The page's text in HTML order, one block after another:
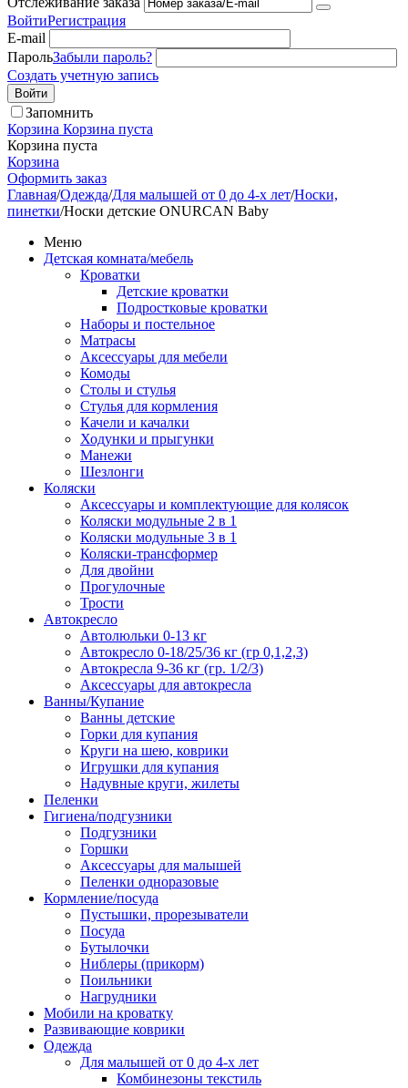
ВойтиРегистрация
E-mail
ПарольЗабыли пароль?
Создать учетную запись
Войти
Запомнить
Корзина Корзина пуста
Корзина пуста
Корзина
Оформить заказ
Главная/Одежда/Для малышей от 0 до 4-х лет/Носки,
пинетки/Носки детские ONURCAN Baby
Меню
Детская комната/мебель
Кроватки
Детские кроватки
Подростковые кроватки
Наборы и постельное
Матрасы
Аксессуары для мебели
Комоды
Столы и стулья
Стулья для кормления
Качели и качалки
Ходунки и прыгунки
Манежи
Шезлонги
Коляски
Аксессуары и комплектующие для колясок
Коляски модульные 2 в 1
Коляски модульные 3 в 1
Коляски-трансформер
Для двойни
Прогулочные
Трости
Автокресло
Автолюльки 0-13 кг
Автокресло 0-18/25/36 кг (гр 0,1,2,3)
Автокресла 9-36 кг (гр. 1/2/3)
Аксессуары для автокресла
Ванны/Купание
Ванны детские
Горки для купания
Круги на шею, коврики
Игрушки для купания
Надувные круги, жилеты
Пеленки
Гигиена/подгузники
Подгузники
Горшки
Аксессуары для малышей
Пеленки одноразовые
Кормление/посуда
Пустышки, прорезыватели
Посуда
Бутылочки
Ниблеры (прикорм)
Поильники
Нагрудники
Мобили на кроватку
Развивающие коврики
Одежда
Для малышей от 0 до 4-х лет
Комбинезоны текстиль